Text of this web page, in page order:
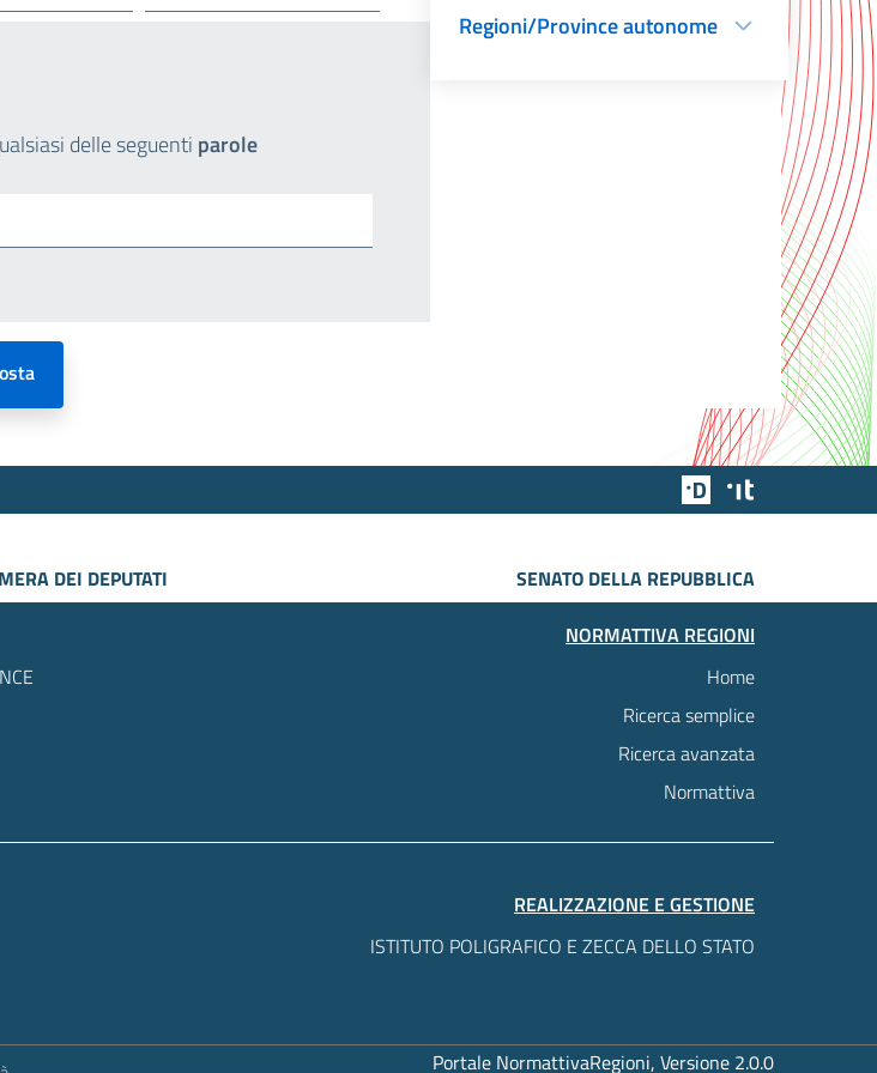
delle seguenti parole
Regioni/Province autonome
Team Digitale
DEI DEPUTATI
SENATO DELLA REPUBBLICA
NORMATTIVA REGIONI
Home
Ricerca semplice
Ricerca avanzata
Normattiva
REALIZZAZIONE E GESTIONE
ISTITUTO POLIGRAFICO E ZECCA DELLO STATO
Portale NormattivaRegioni, Versione 2.0.0